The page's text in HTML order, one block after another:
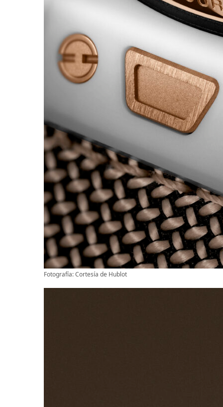
Fotografía: Cortesía de Hublot